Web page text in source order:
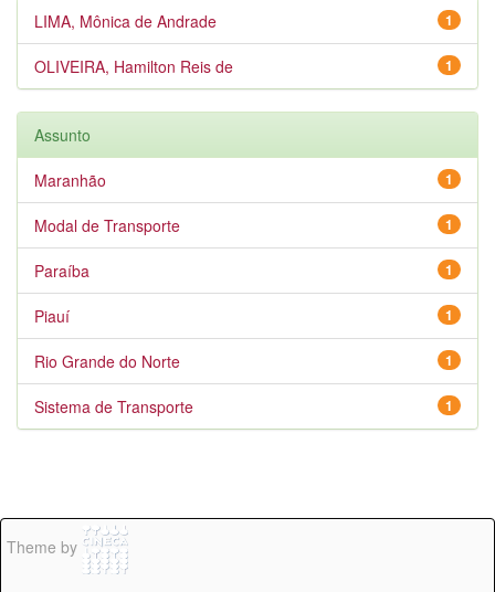
1
LIMA, Mônica de Andrade
1
OLIVEIRA, Hamilton Reis de
Assunto
1
Maranhão
1
Modal de Transporte
1
Paraíba
1
Piauí
1
Rio Grande do Norte
1
Sistema de Transporte
Theme by